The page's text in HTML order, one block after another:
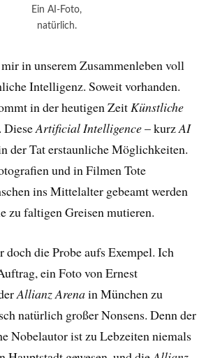
Ein AI-Foto,
natürlich.
in unserem Zusammenleben voll
Intelligenz. Soweit vorhanden.
in der heutigen ZeitKünstliche
DieseArtificial Intelligence– kurzAI
der Tat erstaunliche Möglichkeiten.
und in Filmen Tote
ins Mittelalter gebeamt werden
zu faltigen Greisen mutieren.
doch die Probe aufs Exempel. Ich
ein Foto von Ernest
Allianz Arenain München zu
natürlich großer Nonsens. Denn der
Nobelautor ist zu Lebzeiten niemals